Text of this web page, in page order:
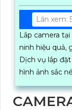
Lần xem:
Lắp camera
ninh hiệu quả,
Dịch vụ lắp
hình ảnh sắc
lâu dài